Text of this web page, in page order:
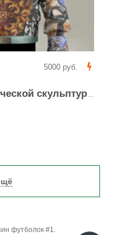
5000 руб.
скульптурой и тиарой
футболок #1.